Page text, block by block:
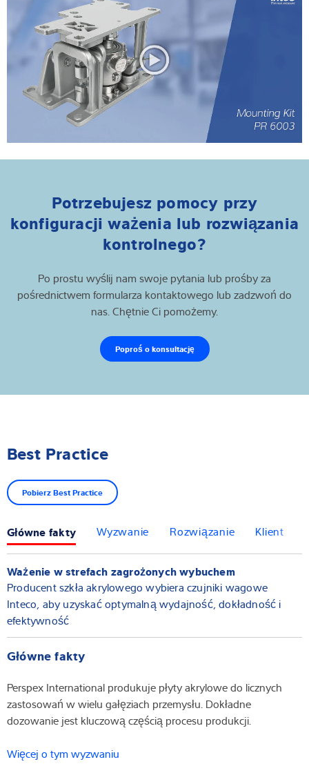
Potrzebujesz pomocy przy
konfiguracji ważenia lub rozwiązania
kontrolnego?
Po prostu wyślij nam swoje pytania lub prośby za
pośrednictwem formularza kontaktowego lub zadzwoń do
nas. Chętnie Ci pomożemy.
Poproś o konsultację
Best Practice
Główne fakty Wyzwanie Rozwiązanie Klient
Pobierz Best Practice
Ważenie w strefach zagrożonych wybuchem
Producent szkła akrylowego wybiera czujniki wagowe
Inteco, aby uzyskać optymalną wydajność, dokładność i
efektywność
Główne fakty
Perspex International produkuje płyty akrylowe do licznych
zastosowań w wielu gałęziach przemysłu. Dokładne
dozowanie jest kluczową częścią procesu produkcji.
Więcej o tym wyzwaniu